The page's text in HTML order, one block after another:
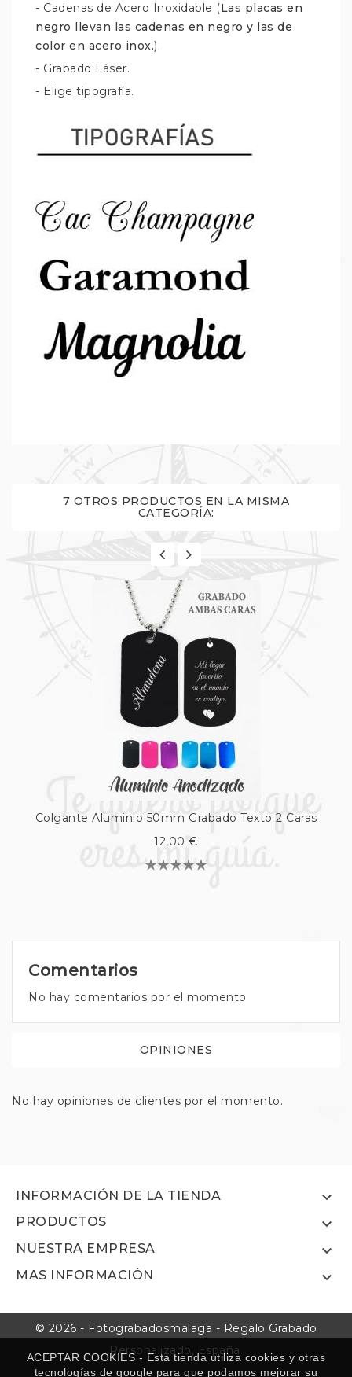
- Cadenas de Acero Inoxidable (Las placas en
negro llevan las cadenas en negro y las de
color en acero inox.).
- Grabado Láser.
- Elige tipografía.
7 OTROS PRODUCTOS EN LA MISMA
CATEGORÍA:
Colgante Aluminio 50mm Grabado Texto 2 Caras
12,00 €
Comentarios
No hay comentarios por el momento
OPINIONES
No hay opiniones de clientes por el momento.
INFORMACIÓN DE LA TIENDA 
PRODUCTOS 
NUESTRA EMPRESA 
MAS INFORMACIÓN 
ACEPTAR COOKIES - Esta tienda utiliza cookies y otras
tecnologías de google para que podamos mejorar su
© 2026 - Fotograbadosmalaga - Regalo Grabado
Personalizado, España.